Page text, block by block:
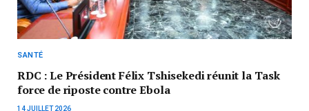
SANTÉ
RDC : Le Président Félix Tshisekedi réunit la Task
force de riposte contre Ebola
14 JUILLET 2026